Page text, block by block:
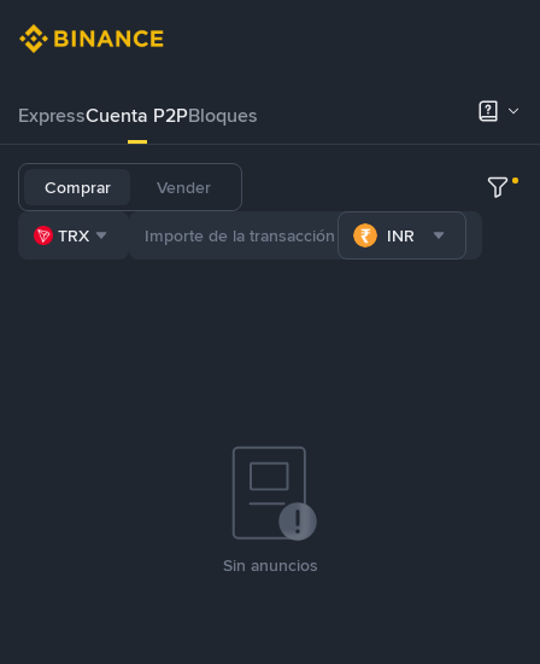
ExpressCuenta P2PBloques
Comprar Vender
TRX INR
Sin anuncios